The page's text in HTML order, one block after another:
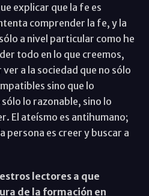
explicar que la fe es
comprender la fe, y la
a nivel particular como he
todo en lo que creemos,
a la sociedad que no sólo
sino que lo
lo razonable, sino lo
El ateísmo es antihumano;
persona es creer y buscar a
lectores a que
de la formación en